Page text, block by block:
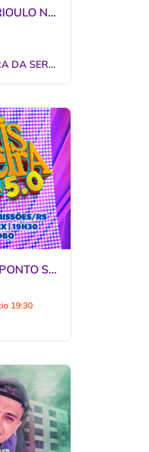
25º RODEIO CRIOULO NACIONAL - CTG FRONTEIRA DA SERRA 14.08
SERRA
CRIS PEREIRA PONTO SHOW 5.0 EM PALMEIRAS DAS MISSÕES
19:30